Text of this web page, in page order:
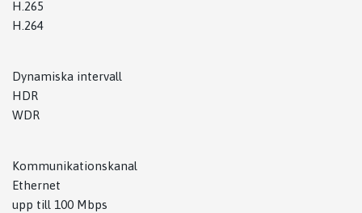
H.265
H.264
Dynamiska intervall
HDR
WDR
Kommunikationskanal
Ethernet
upp till 100 Mbps